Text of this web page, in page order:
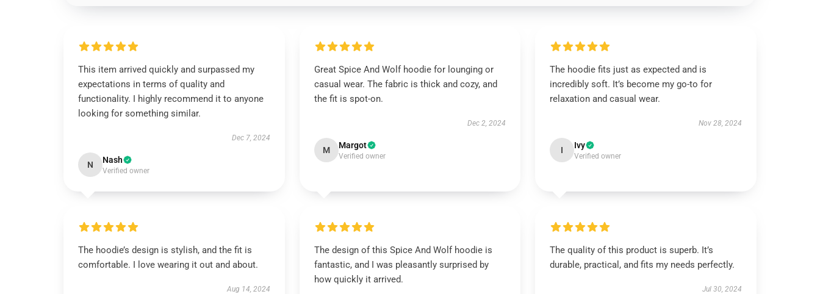
This item arrived quickly and surpassed my
expectations in terms of quality and
functionality. I highly recommend it to anyone
looking for something similar.
Dec 7, 2024
N Nash
Verified owner
Great Spice And Wolf hoodie for lounging or
casual wear. The fabric is thick and cozy, and
the fit is spot-on.
Dec 2, 2024
M Margot
Verified owner
The hoodie fits just as expected and is
incredibly soft. It’s become my go-to for
relaxation and casual wear.
Nov 28, 2024
I Ivy
Verified owner
The hoodie’s design is stylish, and the fit is
comfortable. I love wearing it out and about.
Aug 14, 2024
The design of this Spice And Wolf hoodie is
fantastic, and I was pleasantly surprised by
how quickly it arrived.
The quality of this product is superb. It’s
durable, practical, and fits my needs perfectly.
Jul 30, 2024